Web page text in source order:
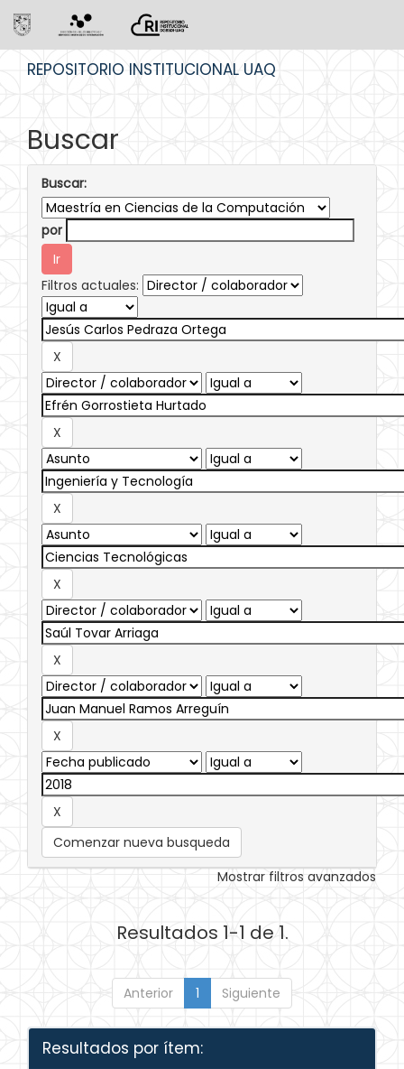
REPOSITORIO INSTITUCIONAL UAQ
Buscar
Buscar:
por
Filtros actuales:
Comenzar nueva busqueda
Mostrar filtros avanzados
Resultados 1-1 de 1.
Anterior 1 Siguiente
Resultados por ítem: